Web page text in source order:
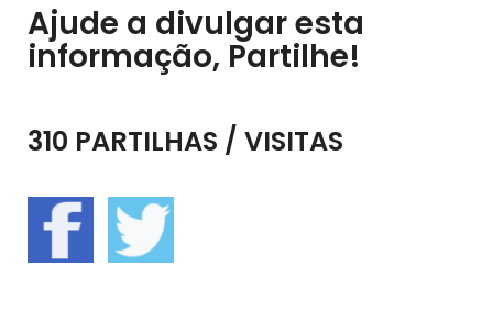
Ajude a divulgar esta
informação, Partilhe!
310 PARTILHAS / VISITAS